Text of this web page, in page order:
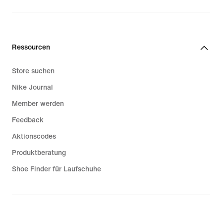
Ressourcen
Store suchen
Nike Journal
Member werden
Feedback
Aktionscodes
Produktberatung
Shoe Finder für Laufschuhe